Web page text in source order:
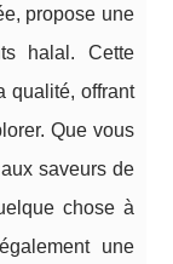
propose une
halal. Cette
qualité, offrant
Que vous
saveurs de
chose à
une